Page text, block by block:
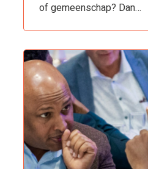
of gemeenschap? Dan…